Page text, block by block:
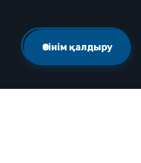
Өтінім қалдыру